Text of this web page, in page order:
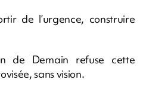
de l’urgence, construire
de Demain refuse cette
sans vision.